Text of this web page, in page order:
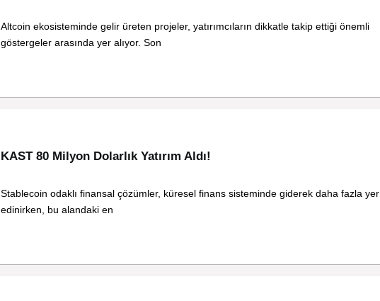
Altcoin ekosisteminde gelir üreten projeler, yatırımcıların dikkatle takip ettiği önemli
göstergeler arasında yer alıyor. Son
KAST 80 Milyon Dolarlık Yatırım Aldı!
Stablecoin odaklı finansal çözümler, küresel finans sisteminde giderek daha fazla yer
edinirken, bu alandaki en